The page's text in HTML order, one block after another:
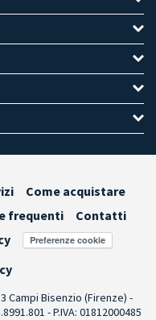
Come acquistare
frequenti
Contatti
Preferenze cookie
Campi Bisenzio (Firenze) -
- P.IVA: 01812000485